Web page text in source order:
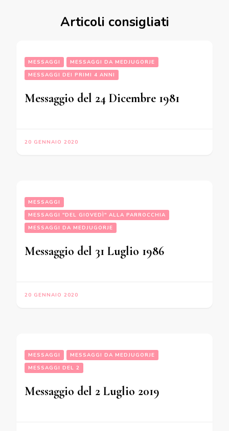
Articoli consigliati
MESSAGGI
MESSAGGI DA MEDJUGORJE
MESSAGGI DEI PRIMI 4 ANNI
Messaggio del 24 Dicembre 1981
20 GENNAIO 2020
MESSAGGI
MESSAGGI "DEL GIOVEDÌ" ALLA PARROCCHIA
MESSAGGI DA MEDJUGORJE
Messaggio del 31 Luglio 1986
20 GENNAIO 2020
MESSAGGI
MESSAGGI DA MEDJUGORJE
MESSAGGI DEL 2
Messaggio del 2 Luglio 2019